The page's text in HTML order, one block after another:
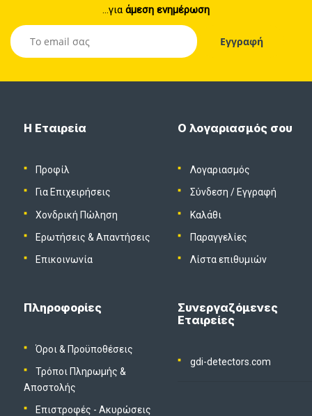
...για άμεση ενημέρωση
Η Εταιρεία
Προφίλ
Για Επιχειρήσεις
Χονδρική Πώληση
Ερωτήσεις & Απαντήσεις
Επικοινωνία
Ο λογαριασμός σου
Λογαριασμός
Σύνδεση / Εγγραφή
Καλάθι
Παραγγελίες
Λίστα επιθυμιών
Πληροφορίες
Όροι & Προϋποθέσεις
Τρόποι Πληρωμής &
Αποστολής
Επιστροφές - Ακυρώσεις
Συνεργαζόμενες
Εταιρείες
gdi-detectors.com